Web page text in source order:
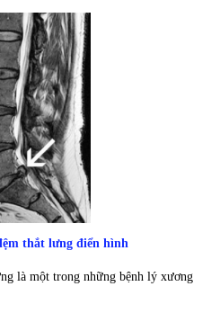
thắt lưng điển hình
là một trong những bệnh lý xương